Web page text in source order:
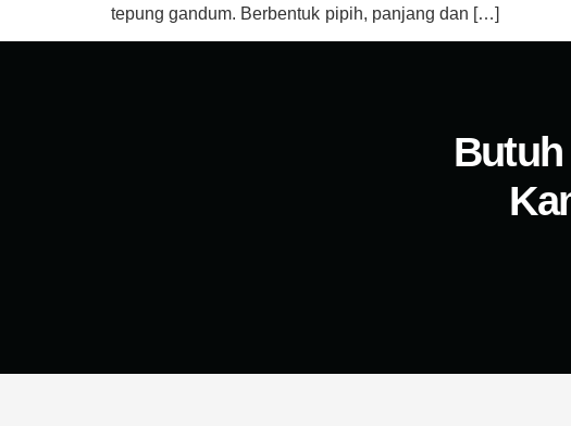
tepung gandum. Berbentuk pipih, panjang dan […]